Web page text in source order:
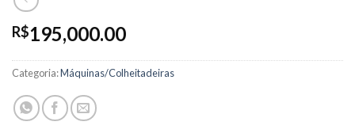
R$195,000.00
Categoria:Máquinas/Colheitadeiras